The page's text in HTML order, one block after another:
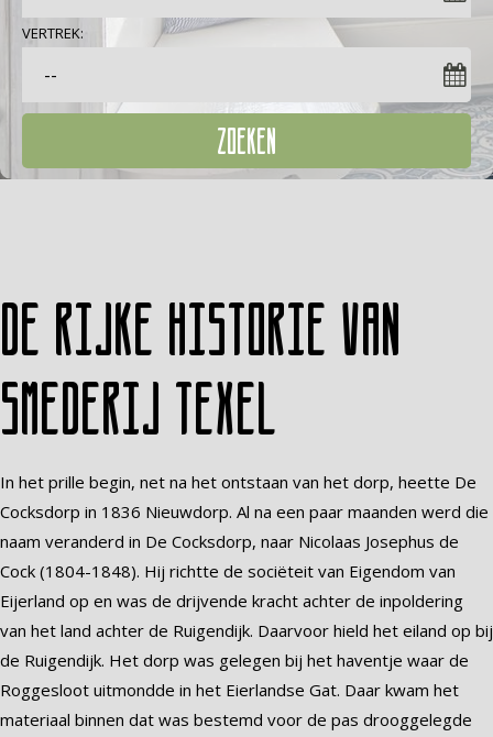
VERTREK:
ZOEKEN
De rijke historie van
Smederij Texel
In het prille begin, net na het ontstaan van het dorp, heette De
Cocksdorp in 1836 Nieuwdorp. Al na een paar maanden werd die
naam veranderd in De Cocksdorp, naar Nicolaas Josephus de
Cock (1804-1848). Hij richtte de sociëteit van Eigendom van
Eijerland op en was de drijvende kracht achter de inpoldering
van het land achter de Ruigendijk. Daarvoor hield het eiland op bij
de Ruigendijk. Het dorp was gelegen bij het haventje waar de
Roggesloot uitmondde in het Eierlandse Gat. Daar kwam het
materiaal binnen dat was bestemd voor de pas drooggelegde